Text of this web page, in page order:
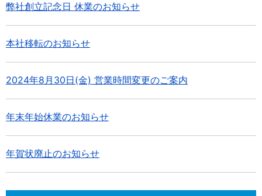
弊社創立記念日 休業のお知らせ
本社移転のお知らせ
2024年8月30日(金) 営業時間変更のご案内
年末年始休業のお知らせ
年賀状廃止のお知らせ